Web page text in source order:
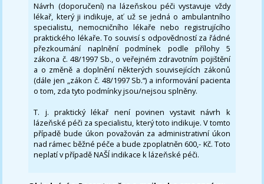
Návrh (doporučení) na lázeňskou péči vystavuje vždy
lékař, který ji indikuje, ať už se jedná o ambulantního
specialistu, nemocničního lékaře nebo registrujícího
praktického lékaře. To souvisí s odpovědností za řádné
přezkoumání naplnění podmínek podle přílohy 5
zákona č. 48/1997 Sb., o veřejném zdravotním pojištění
a o změně a doplnění některých souvisejících zákonů
(dále jen „zákon č. 48/1997 Sb.“) a informování pacienta
o tom, zda tyto podmínky jsou/nejsou splněny.
T. j. praktický lékař není povinen vystavit návrh k
lázeňské péči za specialistu, který toto indikuje. V tomto
případě bude úkon považován za administrativní úkon
nad rámec běžné péče a bude zpoplatněn 600,- Kč. Toto
neplatí v případě NAŠÍ indikace k lázeňské péči.